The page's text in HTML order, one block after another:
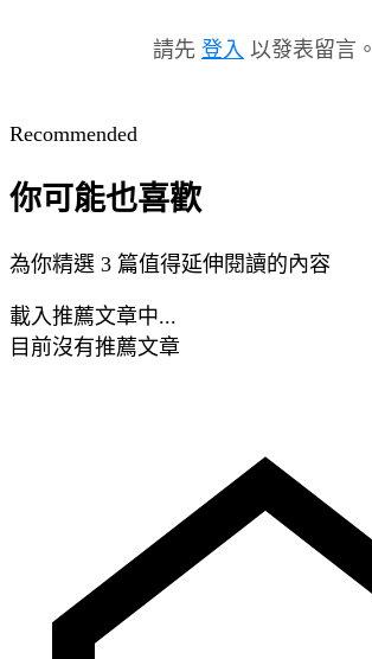
請先 登入 以發表留言。
Recommended
你可能也喜歡
為你精選 3 篇值得延伸閱讀的內容
載入推薦文章中...
目前沒有推薦文章